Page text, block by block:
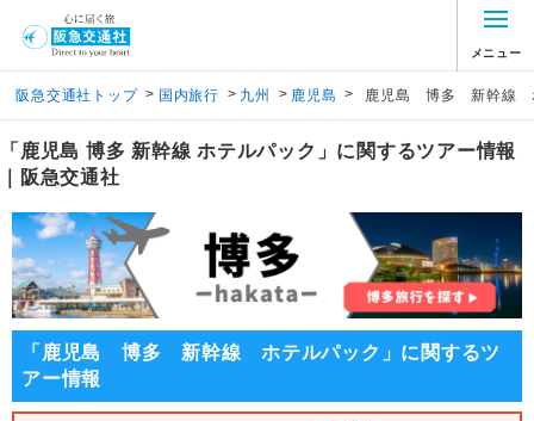
メニュー
阪急交通社トップ > 国内旅行 > 九州 > 鹿児島 > 鹿児島 博多 新幹線
「鹿児島 博多 新幹線 ホテルパック」に関するツアー情報
｜阪急交通社
「鹿児島 博多 新幹線 ホテルパック」に関するツ
アー情報